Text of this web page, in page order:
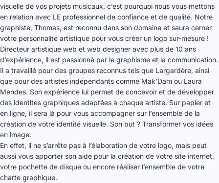
visuelle de vos projets musicaux, c’est pourquoi nous vous mettons
en relation avec LE professionnel de confiance et de qualité. Notre
graphiste, Thomas, est reconnu dans son domaine et saura cerner
votre personnalité artistique pour vous créer un logo sur-mesure !
Directeur artistique web et web designer avec plus de 10 ans
d’expérience, il est passionné par le graphisme et la communication.
Il a travaillé pour des groupes reconnus tels que Largardère, ainsi
que pour des artistes indépendants comme Mak’Dam ou Laura
Mendes. Son expérience lui permet de concevoir et de développer
des identités graphiques adaptées à chaque artiste. Sur papier et
en ligne, il sera là pour vous accompagner sur l’ensemble de la
création de votre identité visuelle. Son but ? Transformer vos idées
en image.
En effet, il ne s’arrête pas à l’élaboration de votre logo, mais peut
aussi vous apporter son aide pour la création de votre site internet,
votre pochette de disque ou encore réaliser l’ensemble de votre
charte graphique.